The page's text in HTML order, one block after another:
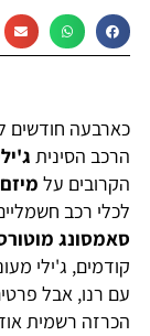
כארבעה חודשים
הרכב הסינית
הקרובים על
לכלי רכב
סאמסונג
קודמים, ג'ילי
עם רנו, אבל
הכרזה רשמית